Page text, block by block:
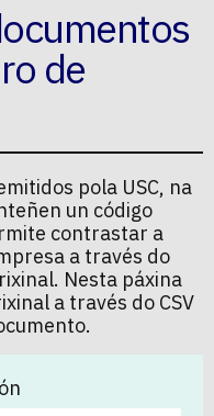
de
pola USC, na
un código
contrastar a
a través do
Nesta páxina
a través do CSV